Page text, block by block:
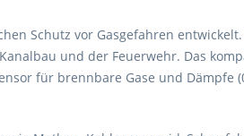
Schutz vor Gasgefahren
und der Feuerwehr. Das
für brennbare Gase und Dämpfe